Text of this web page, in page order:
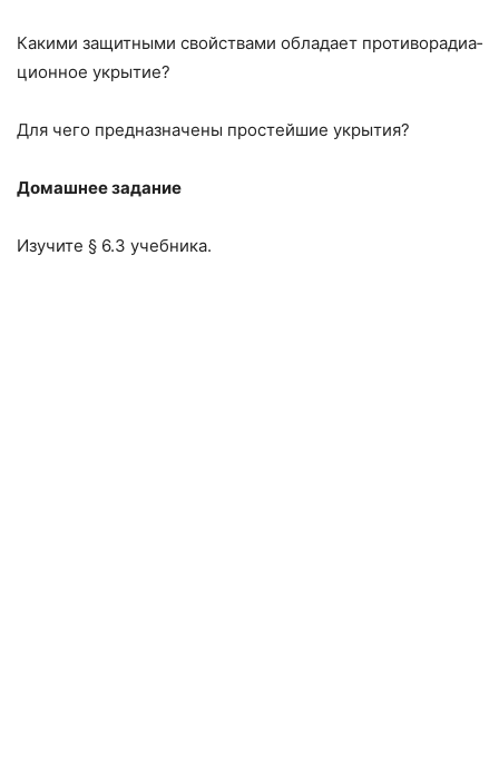
Какими защитными свойствами обладает противорадиа­
ционное укрытие?
Для чего предназначены простейшие укрытия?
Домашнее задание
Изучите § 6.3 учебника.